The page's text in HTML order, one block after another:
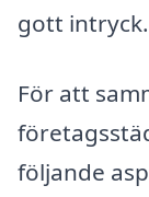
gott intryck.
För att
följande